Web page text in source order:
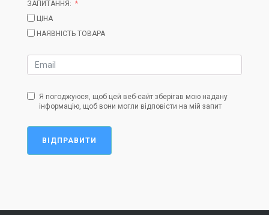
ЗАПИТАННЯ:
ЦІНА
НАЯВНІСТЬ ТОВАРА
Я погоджуюся, щоб цей веб-сайт зберігав мою надану
інформацію, щоб вони могли відповісти на мій запит
ВІДПРАВИТИ